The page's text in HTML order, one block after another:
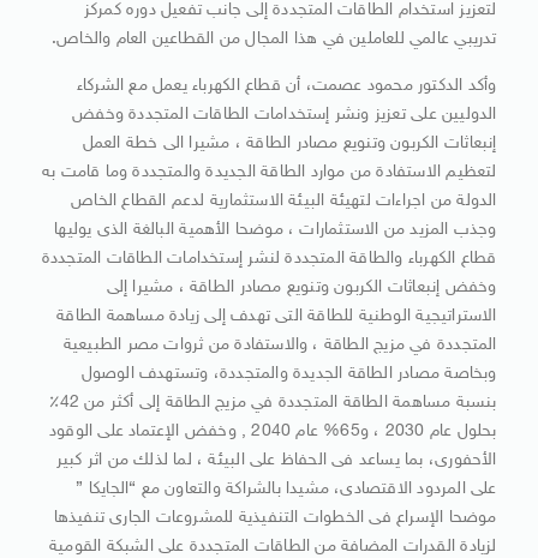
لتعزيز استخدام الطاقات المتجددة إلى جانب تفعيل دوره كمركز
تدريبي عالمي للعاملين في هذا المجال من القطاعين العام والخاص.
وأكد الدكتور محمود عصمت، أن قطاع الكهرباء يعمل مع الشركاء
الدوليين على تعزيز ونشر إستخدامات الطاقات المتجددة وخفض
إنبعاثات الكربون وتنويع مصادر الطاقة ، مشيرا الى خطة العمل
لتعظيم الاستفادة من موارد الطاقة الجديدة والمتجددة وما قامت به
الدولة من اجراءات لتهيئة البيئة الاستثمارية لدعم القطاع الخاص
وجذب المزيد من الاستثمارات ، موضحا الأهمية البالغة الذى يوليها
قطاع الكهرباء والطاقة المتجددة لنشر إستخدامات الطاقات المتجددة
وخفض إنبعاثات الكربون وتنويع مصادر الطاقة ، مشيرا إلى
الاستراتيجية الوطنية للطاقة التى تهدف إلى زيادة مساهمة الطاقة
المتجددة في مزيج الطاقة ، والاستفادة من ثروات مصر الطبيعية
وبخاصة مصادر الطاقة الجديدة والمتجددة، وتستهدف الوصول
بنسبة مساهمة الطاقة المتجددة في مزيج الطاقة إلى أكثر من 42٪
بحلول عام 2030 ، و65% عام 2040 , وخفض الإعتماد على الوقود
الأحفورى، بما يساعد فى الحفاظ على البيئة ، لما لذلك من اثر كبير
على المردود الاقتصادى، مشيدا بالشراكة والتعاون مع “الجايكا ”
موضحا الإسراع فى الخطوات التنفيذية للمشروعات الجارى تنفيذها
لزيادة القدرات المضافة من الطاقات المتجددة على الشبكة القومية